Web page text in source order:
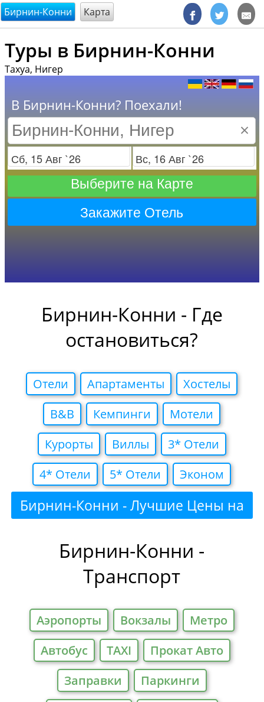
@endsectiom
Бирнин-Конни Карта
Туры в Бирнин-Конни
Тахуа, Нигер
В Бирнин-Конни? Поехали!
×
Заезд Отъезд
Выберите на Карте
Закажите Отель
Бирнин-Конни - Где
остановиться?
Отели Апартаменты
Хостелы
B&B
Кемпинги
Мотели
Курорты
Виллы
3* Отели
4* Отели
5* Отели Эконом
Бирнин-Конни - Лучшие Цены на
Бирнин-Конни -
Транспорт
Аэропорты Вокзалы
Метро
Автобус
TAXI
Прокат Авто
Заправки
Паркинги